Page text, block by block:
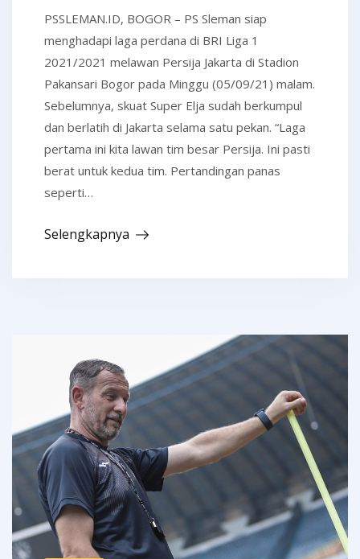
PSSLEMAN.ID, BOGOR – PS Sleman siap
menghadapi laga perdana di BRI Liga 1
2021/2021 melawan Persija Jakarta di Stadion
Pakansari Bogor pada Minggu (05/09/21) malam.
Sebelumnya, skuat Super Elja sudah berkumpul
dan berlatih di Jakarta selama satu pekan. “Laga
pertama ini kita lawan tim besar Persija. Ini pasti
berat untuk kedua tim. Pertandingan panas
seperti…
Selengkapnya